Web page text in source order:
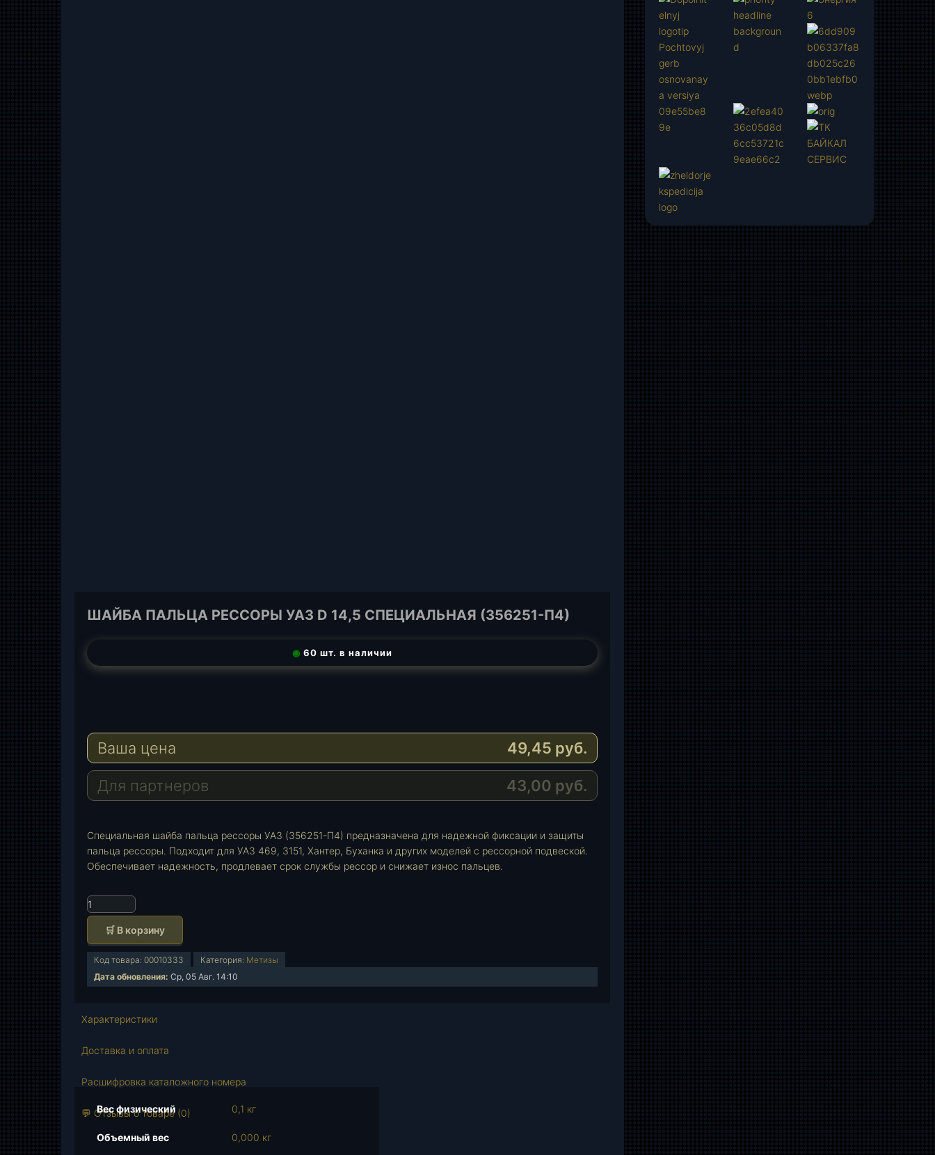
ШАЙБА ПАЛЬЦА РЕССОРЫ УАЗ D 14,5 СПЕЦИАЛЬНАЯ (356251-П4)
◉ 60 шт. в наличии
e
r
a
m
a
s
A
p
a
i
l
Ваша цена 49,45 руб.
Для партнеров 43,00 руб.
Специальная шайба пальца рессоры УАЗ (356251-П4) предназначена для надежной фиксации и защиты
пальца рессоры. Подходит для УАЗ 469, 3151, Хантер, Буханка и других моделей с рессорной подвеской.
Обеспечивает надежность, продлевает срок службы рессор и снижает износ пальцев.
К
о
и
т
о
о
а
🛒 В корзину
Код товара: 00010333 Категория: Метизы
Дата обновления: Ср, 05 Авг. 14:10
Характеристики
Доставка и оплата
Расшифровка каталожного номера
💬 Отзывы о товаре (0)
Вес физический 0,1 кг
Объемный вес 0,000 кг